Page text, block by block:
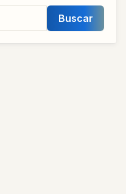
Buscar